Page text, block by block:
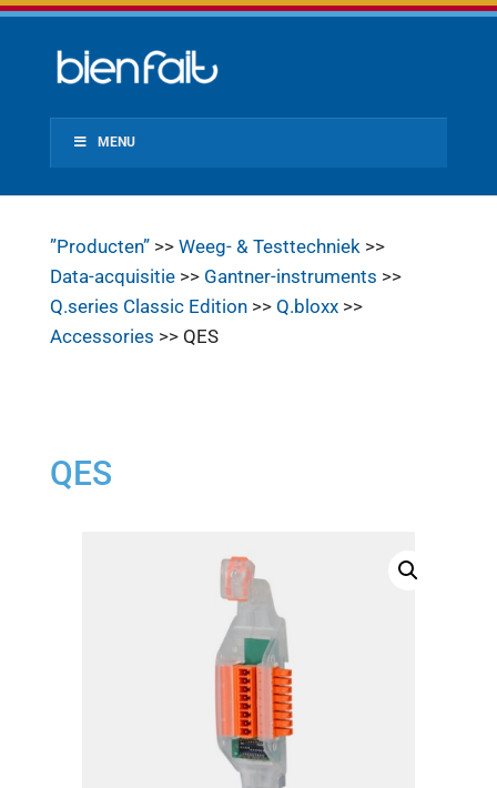
MENU
”Producten”>> Weeg- & Testtechniek>>
Data-acquisitie>> Gantner-instruments >>
Q.series Classic Edition>> Q.bloxx>>
Accessories >> QES
QES